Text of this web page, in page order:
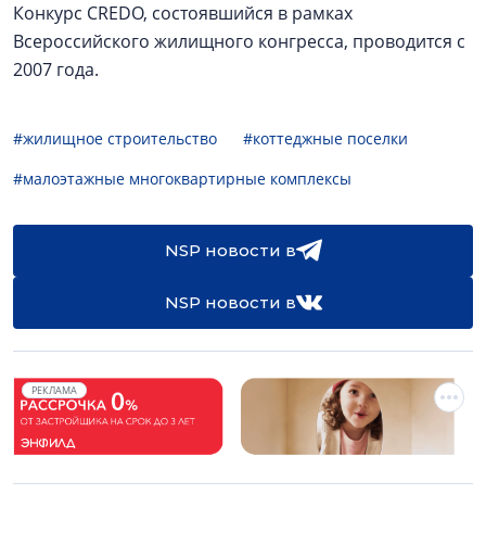
Конкурс CREDO, состоявшийся в рамках
Всероссийского жилищного конгресса, проводится с
2007 года.
#жилищное строительство
#коттеджные поселки
#малоэтажные многоквартирные комплексы
NSP новости в
NSP новости в
РЕКЛАМА